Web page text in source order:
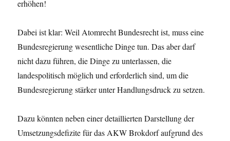
erhöhen!
Dabei ist klar: Weil Atomrecht Bundesrecht ist, muss eine
Bundesregierung wesentliche Dinge tun. Das aber darf
nicht dazu führen, die Dinge zu unterlassen, die
landespolitisch möglich und erforderlich sind, um die
Bundesregierung stärker unter Handlungsdruck zu setzen.
Dazu könnten neben einer detaillierten Darstellung der
Umsetzungsdefizite für das AKW Brokdorf aufgrund des